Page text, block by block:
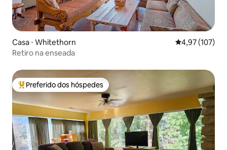
Casa ⋅ Whitethorn 4,97 de uma
4,97 (107)
Retiro na enseada
Entre os melhores preferidos dos hóspedes
Preferido dos hóspedes